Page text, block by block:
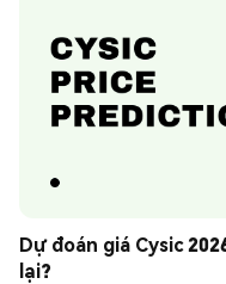
Dự đoán giá Cysic
lại?